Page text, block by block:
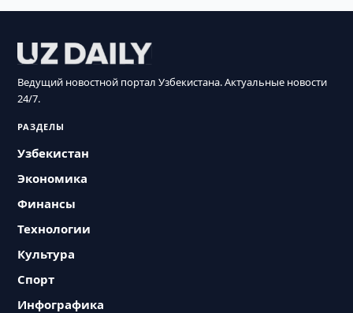
Ведущий новостной портал Узбекистана. Актуальные новости
24/7.
РАЗДЕЛЫ
Узбекистан
Экономика
Финансы
Технологии
Культура
Спорт
Инфографика